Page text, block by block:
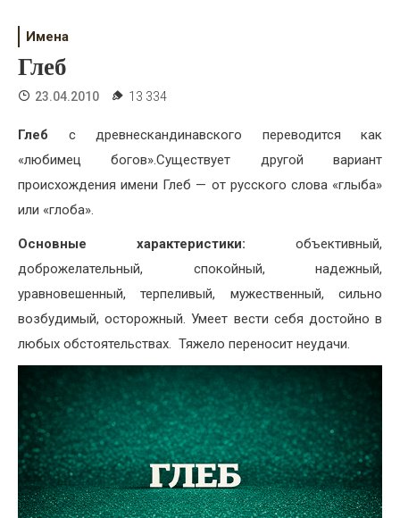
Дети
Жизнь
Хобби
Красота
Недвижимость
Имена
Глеб
23.04.2010 13 334
Глеб с древнескандинавского переводится как
«любимец богов».Существует другой вариант
происхождения имени Глеб — от русского слова «глыба»
или «глоба».
Основные характеристики: объективный,
доброжелательный, спокойный, надежный,
уравновешенный, терпеливый, мужественный, сильно
возбудимый, осторожный. Умеет вести себя достойно в
любых обстоятельствах. Тяжело переносит неудачи.